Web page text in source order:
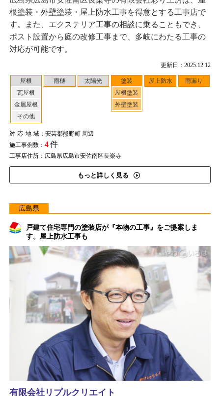
更新日：2025.12.12
屋根
瓦屋根
金属屋根
その他
雨樋 太陽光
塗装
屋根塗装
外壁塗装
屋上防水 雨漏り
対応地域：安芸郡熊野町 周辺
施工事例数： 4件
工事店住所：広島県広島市安佐南区長楽寺
もっと詳しく見る
根塗装・外壁塗装・屋上防水工事を得意とする工事店で
す。また、エクステリア工事の相談に乗ることもでき、
ポスト設置から庭の改修工事まで、多岐にわたる工事の
対応が可能です。
広島県
戸建て住宅専門の塗装店が『本物の工事』をご提案しま
す。屋上防水工事も
有限会社リプルクリエイト